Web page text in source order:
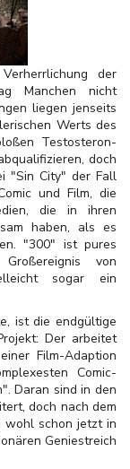
der
Manchen nicht
liegen jenseits
Werts des
Testosteron-
doch
"Sin City" der Fall
und Film, die
die in ihren
haben, als es
"300" ist pures
von
sogar ein
ist die endgültige
Der arbeitet
Film-Adaption
Comic-
Daran sind in den
doch nach dem
wohl schon jetzt in
Geniestreich